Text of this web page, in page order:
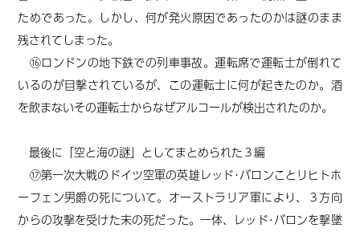
ためであった。しかし、何が発火原因であったのかは謎のまま
残されてしまった。
⑯ロンドンの地下鉄での列車事故。運転席で運転士が倒れて
いるのが目撃されているが、この運転士に何が起きたのか。酒
を飲まないその運転士からなぜアルコールが検出されたのか。
最後に「空と海の謎」としてまとめられた３編
⑰第一次大戦のドイツ空軍の英雄レッド･バロンことリヒトホ
ーフェン男爵の死について。オーストラリア軍により、３方向
からの攻撃を受けた末の死だった。一体、レッド･バロンを撃墜